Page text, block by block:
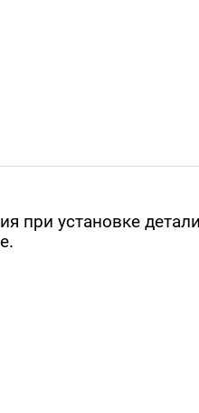
при установке детали